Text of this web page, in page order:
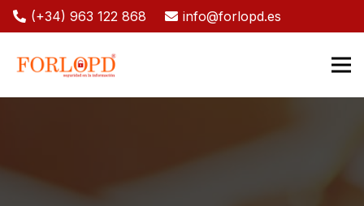
(+34) 963 122 868 info@forlopd.es